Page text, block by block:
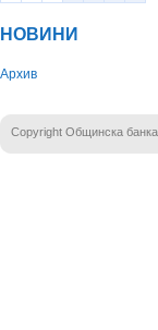
НОВИНИ
Архив
Copyright Общинска